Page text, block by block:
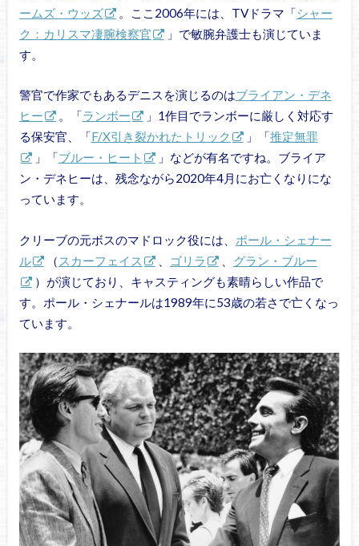
ームズ・ウッズ
。ここ2006年には、TVドラマ「シャー
ク：カリスマ凄腕検察官
」で敏腕弁護士も演じていま
す。
警官で作家でもあるデニスを演じるのはブライアン・デネ
ヒー
。「ランボー
」1作目でランボーに厳しく対応す
る保安官、「F/X引き裂かれたトリック 」「推定無罪
」「ブルー・ヒート
」などが有名ですね。ブライア
ン・デネヒーは、残念ながら2020年4月にお亡くなりにな
っています。
クリーブの元ボスのマドロック役には、 ポール・シェナー
ル
（ スカーフェイス ゴリラ
グラン・ブルー
）が演じており、キャスティングも素晴らしい作品で
す。ポール・シェナールは1989年に53歳の若さで亡くなっ
ています。